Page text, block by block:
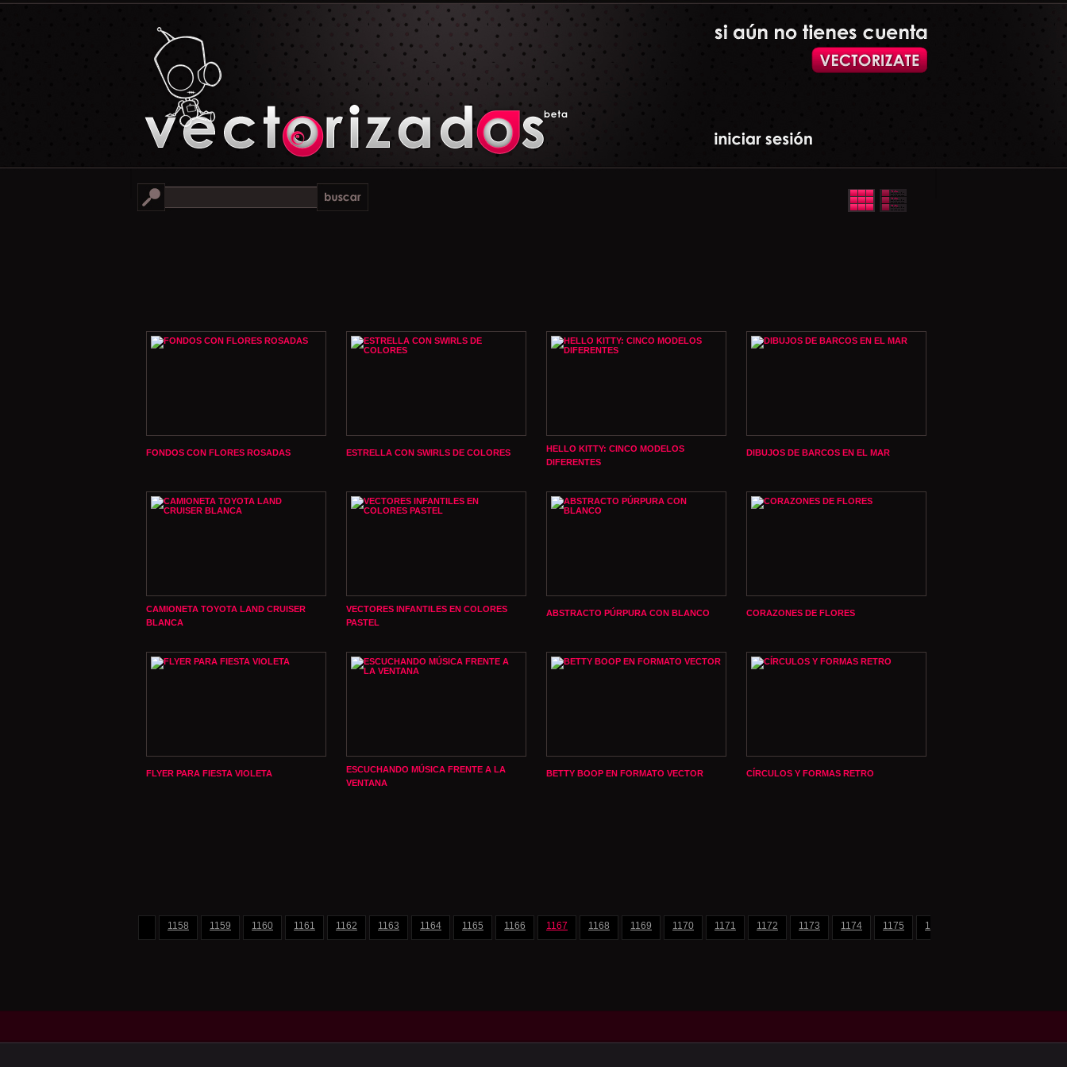
FONDOS CON FLORES ROSADAS ESTRELLA CON SWIRLS DE COLORES
HELLO KITTY: CINCO MODELOS
DIFERENTES
DIBUJOS DE BARCOS EN EL MAR
CAMIONETA TOYOTA LAND CRUISER
BLANCA
VECTORES INFANTILES EN COLORES
PASTEL
ABSTRACTO PÚRPURA CON BLANCO CORAZONES DE FLORES
FLYER PARA FIESTA VIOLETA
ESCUCHANDO MÚSICA FRENTE A LA
VENTANA
BETTY BOOP EN FORMATO VECTOR CÍRCULOS Y FORMAS RETRO
1158 1159 1160 1161 1162 1163 1164 1165 1166 1167 1168 1169 1170 1171 1172 1173 1174 1175 1176